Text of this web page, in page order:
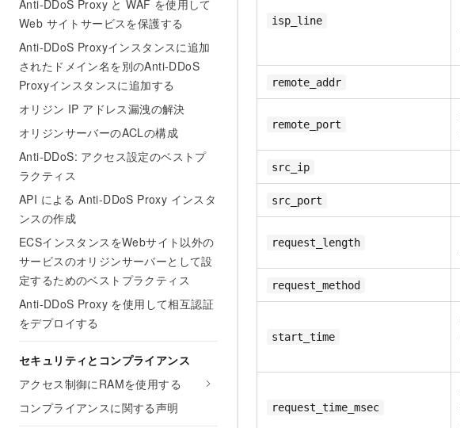
Anti-DDoS Proxy と WAF を使用して
Web サイトサービスを保護する
Anti-DDoS Proxyインスタンスに追加
されたドメイン名を別のAnti-DDoS
Proxyインスタンスに追加する
オリジン IP アドレス漏洩の解決
オリジンサーバーのACLの構成
Anti-DDoS: アクセス設定のベストプ
ラクティス
API による Anti-DDoS Proxy インスタ
ンスの作成
ECSインスタンスをWebサイト以外の
サービスのオリジンサーバーとして設
定するためのベストプラクティス
Anti-DDoS Proxy を使用して相互認証
をデプロイする
セキュリティとコンプライアンス
アクセス制御にRAMを使用する
コンプライアンスに関する声明
isp_line
remote_addr
remote_port
src_ip
src_port
request_length
request_method
start_time
request_time_msec